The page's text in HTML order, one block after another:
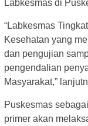
Labkesmas di
“Labkesmas
Kesehatan yang
dan pengujian
pengendalian
Masyarakat,”
Puskesmas
primer akan